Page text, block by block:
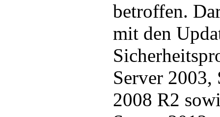
betroffen.
mit den
Server 2003,
2008 R2